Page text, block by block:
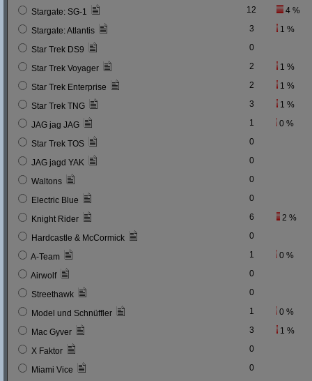
Stargate: SG-1 12 4 %
Stargate: Atlantis 3 1 %
Star Trek DS9 0
Star Trek Voyager 2 1 %
Star Trek Enterprise 2 1 %
Star Trek TNG 3 1 %
JAG jag JAG 1 0 %
Star Trek TOS 0
JAG jagd YAK 0
Waltons 0
Electric Blue 0
Knight Rider 6 2 %
Hardcastle & McCormick 0
A-Team 1 0 %
Airwolf 0
Streethawk 0
Model und Schnüffler 1 0 %
Mac Gyver 3 1 %
X Faktor 0
Miami Vice 0